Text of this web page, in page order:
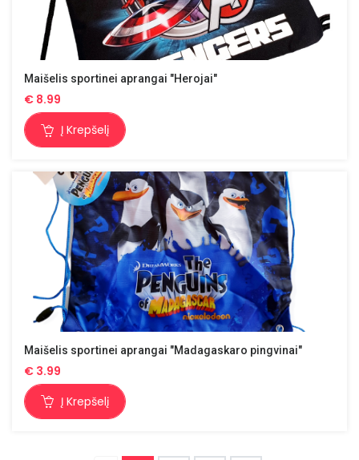
Maišelis sportinei aprangai "Herojai"
€ 8.99
Į Krepšelį
Maišelis sportinei aprangai "Madagaskaro pingvinai"
€ 3.99
Į Krepšelį